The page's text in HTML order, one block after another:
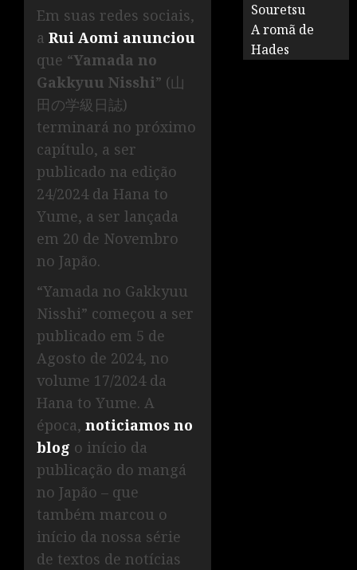
Em suas redes sociais,
a Rui Aomi anunciou
que “Yamada no
Gakkyuu Nisshi” (山
田の学級日誌)
terminará no próximo
capítulo, a ser
publicado na edição
24/2024 da Hana to
Yume, a ser lançada
em 20 de Novembro
no Japão.
“Yamada no Gakkyuu
Nisshi” começou a ser
publicado em 5 de
Agosto de 2024, no
volume 17/2024 da
Hana to Yume. A
época, noticiamos no
blog o início da
publicação do mangá
no Japão – que
também marcou o
início da nossa série
de textos de notícias
Souretsu
A romã de
Hades